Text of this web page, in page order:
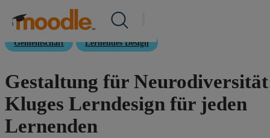
Inhalt
springen
Produkte
Dienstleistungen
Lösungen
Über uns
Kontakt
DE
Nachrichten
Gemeinschaft Lernendes Design
Gestaltung für
Kluges Lerndesign für jeden
Lernenden